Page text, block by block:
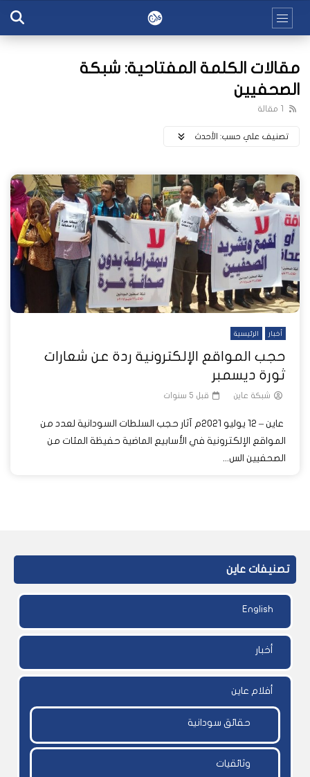
مقالات الكلمة المفتاحية: شبكة
الصحفيين
1 مقالة
تصنيف علي حسب: اﻷحدث
أخبار الرئيسية
حجب المواقع الإلكترونية ردة عن شعارات
ثورة ديسمبر
شبكة عاين قبل 5 سنوات
عاين – 12 يوليو 2021م آثار حجب السلطات السودانية لعدد من
المواقع الإلكترونية في الأسابيع الماضية حفيظة المئات من
الصحفيين الس...
تصنيفات عاين
English
أخبار
أفلام عاين
حقائق سودانية
وثائقيات